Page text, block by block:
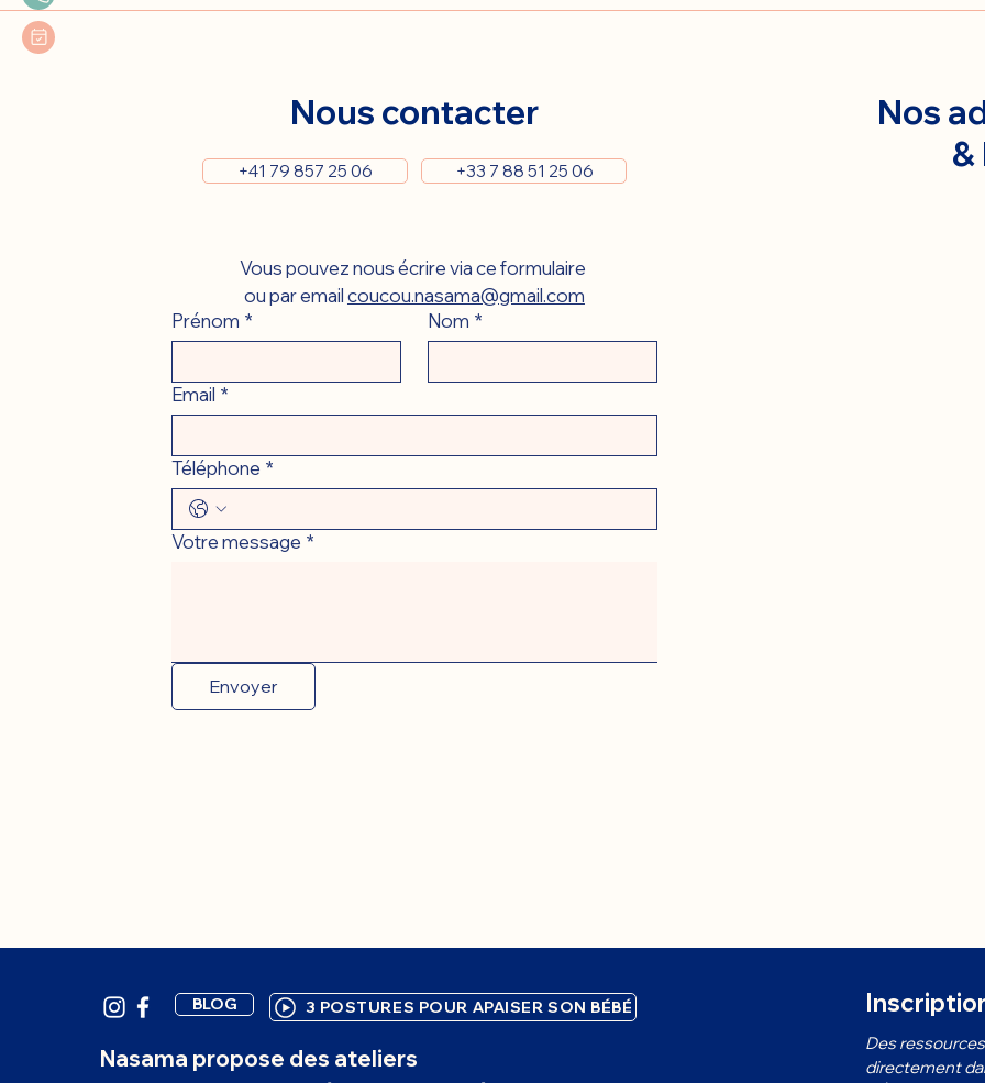
Nous contacter
+41 79 857 25 06 +33 7 88 51 25 06
Vous pouvez nous écrire via ce formulaire
ou par email coucou.nasama@gmail.com
Prénom * Nom *
Email *
Téléphone *
Votre message *
Envoyer
Nos
&
BLOG 3 POSTURES POUR APAISER SON BÉBÉ
Nasama propose des ateliers
Des
directement